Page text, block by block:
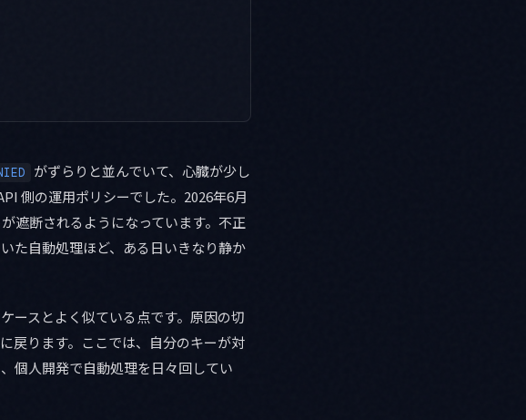
がずらりと並んでいて、心臓が少し
側の運用ポリシーでした。2026年6月
遮断されるようになっています。不正
た自動処理ほど、ある日いきなり静か
ースとよく似ている点です。原因の切
戻ります。ここでは、自分のキーが対
個人開発で自動処理を日々回してい